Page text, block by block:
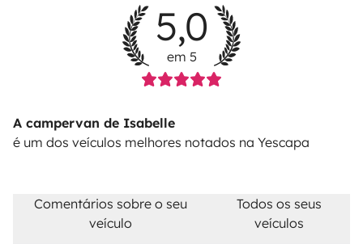
5,0
em 5
A campervan de Isabelle
é um dos veículos melhores notados na Yescapa
Comentários sobre o seu
veículo
Todos os seus
veículos